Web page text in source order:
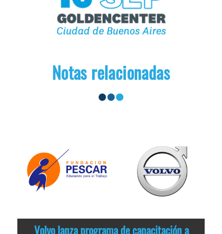
Notas relacionadas
Volvo lanza programa de capacitación a